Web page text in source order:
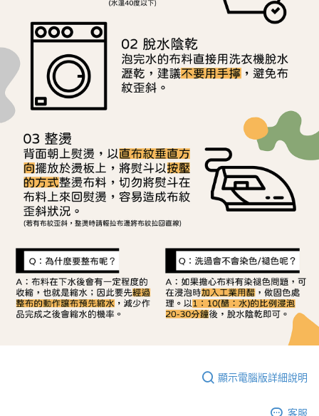
４．使用「AFTEE先享後付」時，將依據個別帳號之用戶狀況，依本公司即
時審查核予不同之上限額度；若仍有額度不足之情形，本公司將視審查結果
請求用戶進行身份認證。
５．嚴禁一人註冊多個帳號或使用他人資訊註冊。若發現惡意使用之情形，
恩沛科技股份有限公司將有權停止該用戶之使用額度並採取法律行動。
顯示電腦版詳細說明
客服